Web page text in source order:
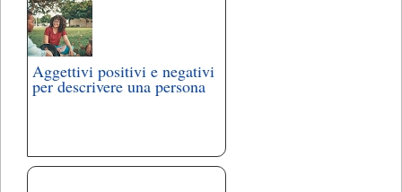
Aggettivi positivi e negativi
per descrivere una persona